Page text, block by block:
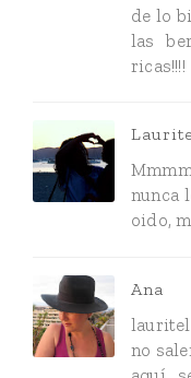
de lo
las
ricas!!!!
nunca
oido,
Ana
no